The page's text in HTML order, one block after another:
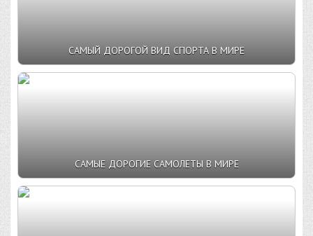
САМЫЙ ДОРОГОЙ ВИД СПОРТА В МИРЕ
САМЫЕ ДОРОГИЕ САМОЛЕТЫ В МИРЕ